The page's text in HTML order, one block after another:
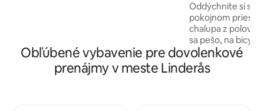
Oddýchnite si s
pokojnom
chalupa z polovice 19.
sa pešo, na
kde máte
gril a mólo s
zakúpiť elektrický
Obľúbené vybavenie pre dovolenkové
prenájmy v meste Linderås